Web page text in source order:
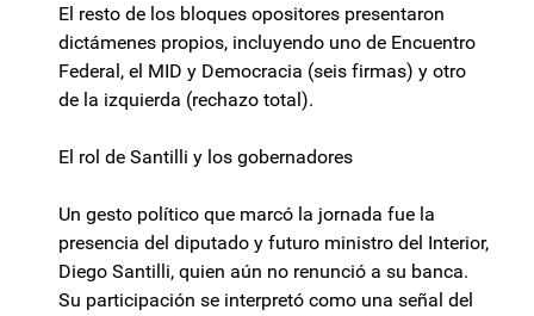
El resto de los bloques opositores presentaron
dictámenes propios, incluyendo uno de Encuentro
Federal, el MID y Democracia (seis firmas) y otro
de la izquierda (rechazo total).
El rol de Santilli y los gobernadores
Un gesto político que marcó la jornada fue la
presencia del diputado y futuro ministro del Interior,
Diego Santilli, quien aún no renunció a su banca.
Su participación se interpretó como una señal del